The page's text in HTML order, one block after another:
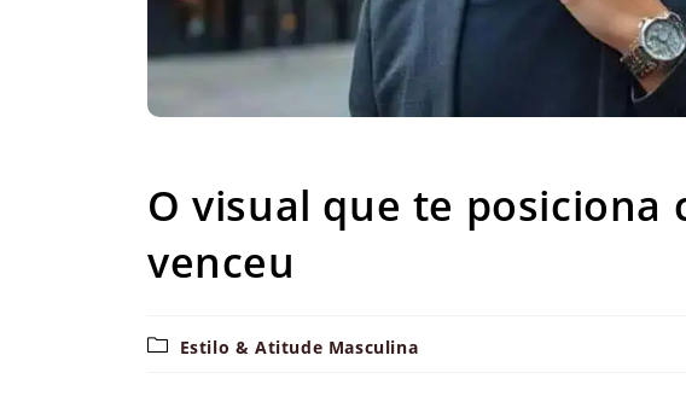
O visual que te posiciona
venceu
Categoria
Estilo & Atitude Masculina